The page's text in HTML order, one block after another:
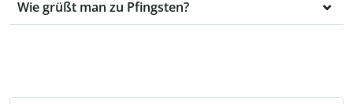
Wie grüßt man zu Pfingsten?